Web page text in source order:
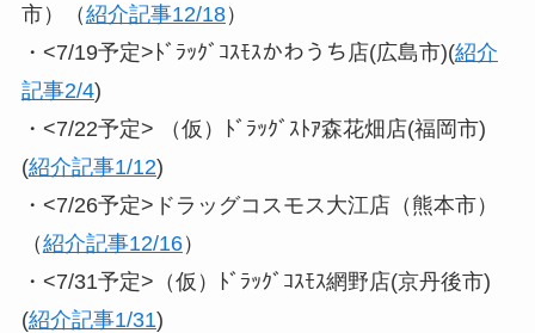
市）（紹介記事12/18）
・<7/19予定>ﾄﾞﾗｯｸﾞｺｽﾓｽかわうち店(広島市)(紹介
記事2/4)
・<7/22予定> （仮）ﾄﾞﾗｯｸﾞｽﾄｱ森花畑店(福岡市)
(紹介記事1/12)
・<7/26予定>ドラッグコスモス大江店（熊本市）
（紹介記事12/16）
・<7/31予定>（仮）ﾄﾞﾗｯｸﾞｺｽﾓｽ網野店(京丹後市)
(紹介記事1/31)